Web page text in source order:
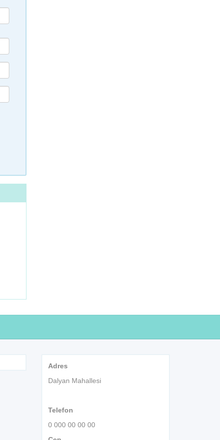
Adres
Dalyan Mahallesi
Telefon
0 000 00 00 00